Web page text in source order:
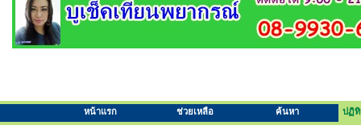
หน้าแรก ช่วยเหลือ ค้นหา ปฏิ